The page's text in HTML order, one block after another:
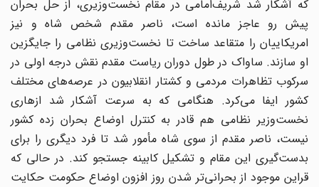
که آشکار شد شریف‌امامی در مقام نخست‌وزیری، از حل بحران
پیش رو عاجز مانده است،‌ ناصر مقدم شخص شاه و نیز
امریکاییان را متقاعد ساخت تا نخست‌وزیری نظامی را جایگزین
او سازند. ساواک در طول دوران ریاست مقدم نقش درجه اولی در
سرکوب تظاهرات مردمی و کشتار انقلابیون در عرصه‌های مختلف
کشور ایفا می‌کرد. هنگامی که به سرعت آشکار شد ازهاری
نخست‌وزیر نظامی هم قادر به کنترل اوضاع بحران زده کشور
نیست، ناصر مقدم از سوی شاه مأمور شد تا فرد دیگری را برای
بدست‌گیری این مقام و تشکیل کابینه جستجو کند. در حالی که
قراین موجود از بحرانی‌تر شدن روز افزون اوضاع حکومت حکایت